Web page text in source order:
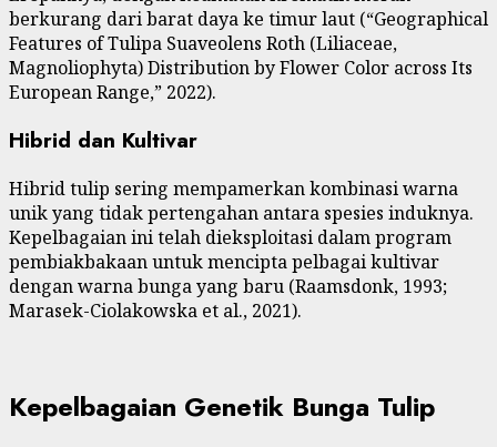
berkurang dari barat daya ke timur laut (“Geographical
Features of Tulipa Suaveolens Roth (Liliaceae,
Magnoliophyta) Distribution by Flower Color across Its
European Range,” 2022).
Hibrid dan Kultivar
Hibrid tulip sering mempamerkan kombinasi warna
unik yang tidak pertengahan antara spesies induknya.
Kepelbagaian ini telah dieksploitasi dalam program
pembiakbakaan untuk mencipta pelbagai kultivar
dengan warna bunga yang baru (Raamsdonk, 1993;
Marasek-Ciolakowska et al., 2021).
Kepelbagaian Genetik Bunga Tulip